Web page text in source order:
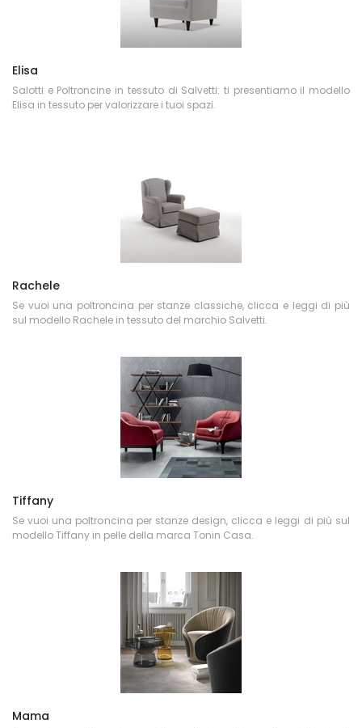
Elisa
Salotti e Poltroncine in tessuto di Salvetti: ti presentiamo il modello
Elisa in tessuto per valorizzare i tuoi spazi.
Rachele
Se vuoi una poltroncina per stanze classiche, clicca e leggi di più
sul modello Rachele in tessuto del marchio Salvetti.
Tiffany
Se vuoi una poltroncina per stanze design, clicca e leggi di più sul
modello Tiffany in pelle della marca Tonin Casa.
Mama